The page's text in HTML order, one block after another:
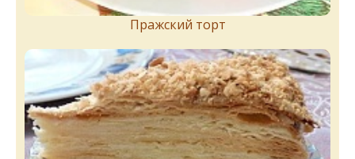
Пражский торт